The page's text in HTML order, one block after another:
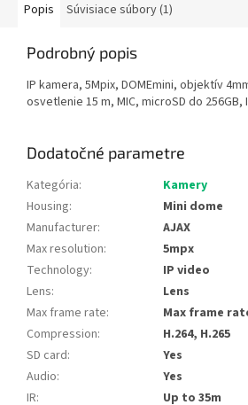
Popis Súvisiace súbory (1)
Podrobný popis
IP kamera, 5Mpix, DOMEmini, objektív
osvetlenie 15 m, MIC, microSD do 256GB,
Dodatočné parametre
Kategória:
Kamery
Housing:
Mini dome
Manufacturer:
AJAX
Max resolution:
5mpx
Technology:
IP video
Lens:
Lens
Max frame rate:
Max frame
Compression:
H.264, H.265
SD card:
Yes
Audio:
Yes
IR: Up to 35m